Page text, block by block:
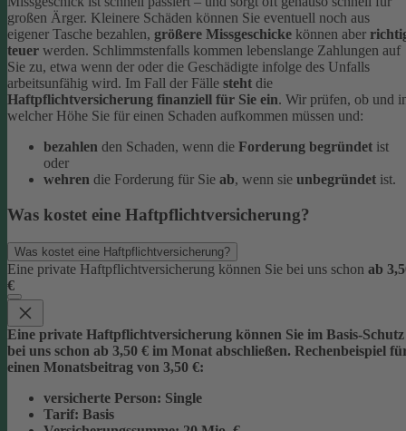
großen Ärger. Kleinere Schäden können Sie eventuell noch aus
eigener Tasche bezahlen, größere Missgeschicke können aber
teuer werden. Schlimmstenfalls kommen lebenslange Zahlungen auf
Sie zu, etwa wenn der oder die Geschädigte infolge des Unfalls
arbeitsunfähig wird. Im Fall der Fälle steht die
Haftpflichtversicherung finanziell für Sie ein. Wir prüfen, ob und
welcher Höhe Sie für einen Schaden aufkommen müssen und:
bezahlen den Schaden, wenn die Forderung begründet ist
oder
wehren die Forderung für Sie ab, wenn sie unbegründet ist.
Was kostet eine Haftpflichtversicherung?
Was kostet eine Haftpflichtversicherung?
Eine private Haftpflichtversicherung können Sie bei uns schon ab
€
Eine private Haftpflichtversicherung können Sie im Basis-Schutz
bei uns schon ab 3,50 € im Monat abschließen. Rechenbeispiel
einen Monatsbeitrag von 3,50 €:
versicherte Person: Single
Tarif: Basis